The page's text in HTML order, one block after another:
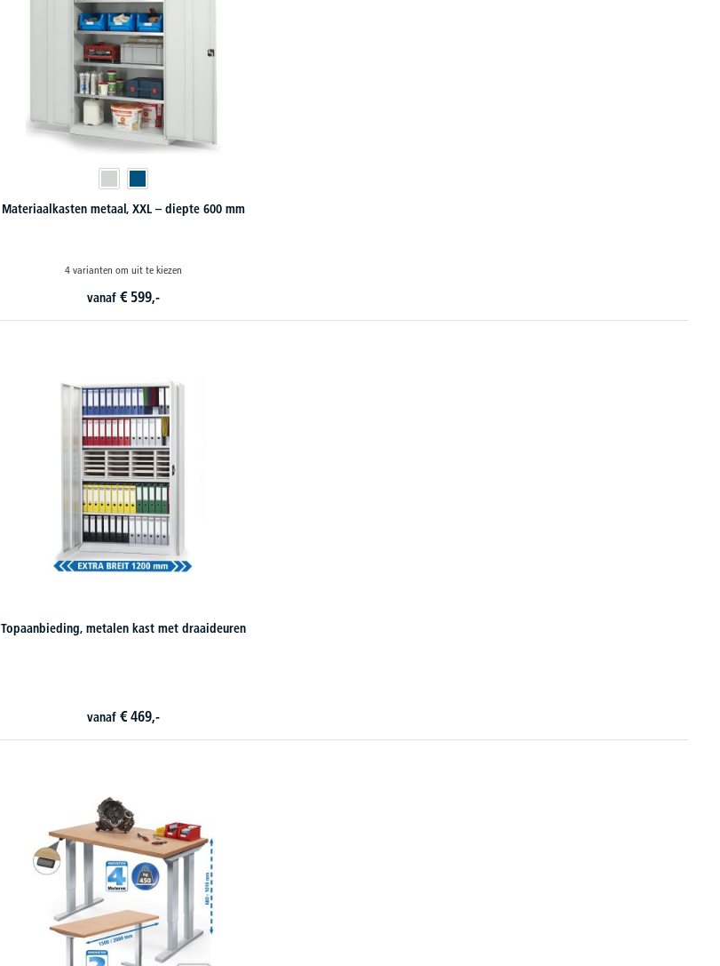
Materiaalkasten metaal, XXL – diepte 600 mm
4 varianten om uit te kiezen
vanaf € 599,-
Topaanbieding, metalen kast met draaideuren
vanaf € 469,-